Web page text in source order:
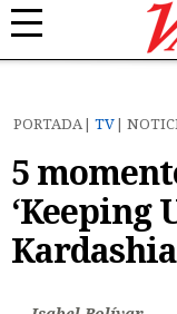
PORTADA TV
5
‘Keeping